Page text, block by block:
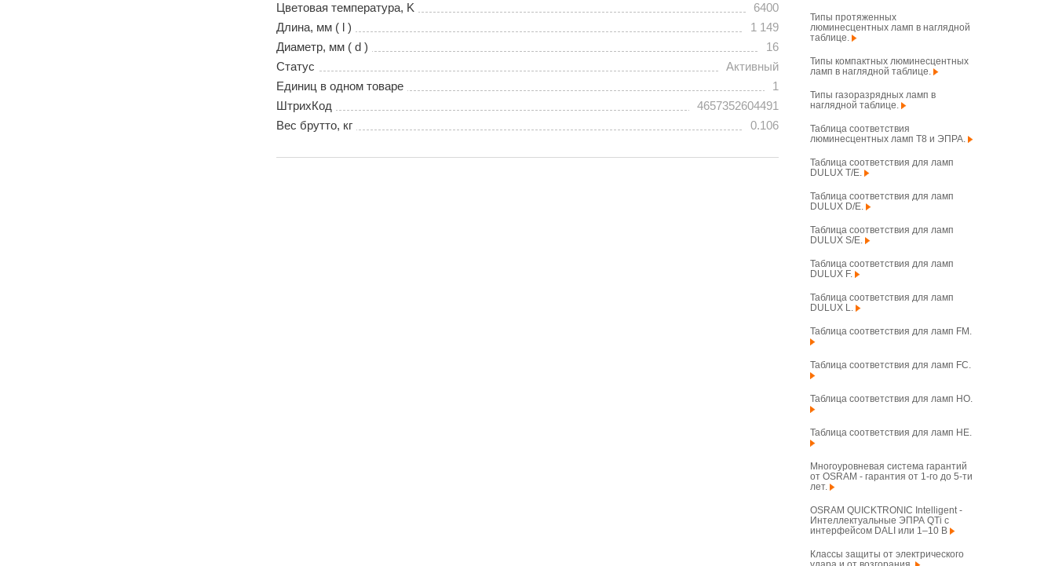
Цветовая температура, K
6400
Длина, мм ( l )
1 149
Диаметр, мм ( d )
16
Статус
Активный
Единиц в одном товаре
1
ШтрихКод
4657352604491
Вес брутто, кг
0.106
Типы протяженных
люминесцентных ламп в наглядной
таблице.
Типы компактных люминесцентных
ламп в наглядной таблице.
Типы газоразрядных ламп в
наглядной таблице.
Таблица соответствия
люминесцентных ламп T8 и ЭПРА.
Таблица соответствия для ламп
DULUX T/E.
Таблица соответствия для ламп
DULUX D/E.
Таблица соответствия для ламп
DULUX S/E.
Таблица соответствия для ламп
DULUX F.
Таблица соответствия для ламп
DULUX L.
Таблица соответствия для ламп FM.
Таблица соответствия для ламп FC.
Таблица соответствия для ламп HO.
Таблица соответствия для ламп HE.
Многоуровневая система гарантий
от OSRAM - гарантия от 1-го до 5-ти
лет.
OSRAM QUICKTRONIC Intelligent -
Интеллектуальные ЭПРА QTi с
интерфейсом DALI или 1–10 В
Классы защиты от электрического